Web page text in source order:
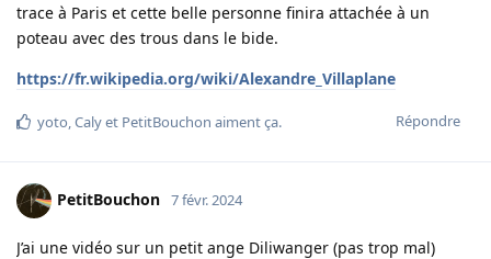
trace à Paris et cette belle personne finira attachée à un
poteau avec des trous dans le bide.
https://fr.wikipedia.org/wiki/Alexandre_Villaplane
Répondre
yoto,Calyet PetitBouchon aiment ça.
PetitBouchon 7 févr. 2024
J’ai une vidéo sur un petit ange Diliwanger (pas trop mal)